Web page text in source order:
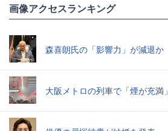
画像アクセスランキング
森喜朗氏の「影響力」が減退か
大阪メトロの列車で「煙が充満」